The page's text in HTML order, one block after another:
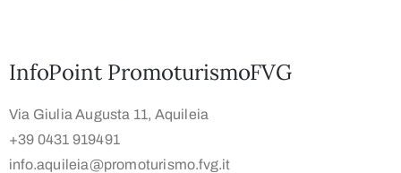
InfoPoint PromoturismoFVG
Via Giulia Augusta 11, Aquileia
+39 0431 919491
info.aquileia@promoturismo.fvg.it